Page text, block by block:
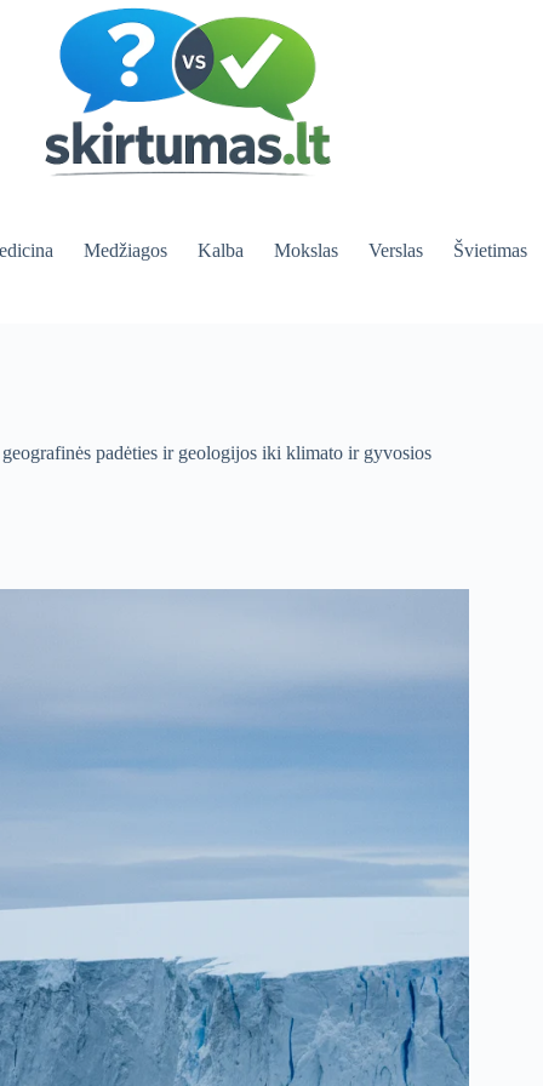
Medžiagos Kalba Mokslas Verslas Švietimas
padėties ir geologijos iki klimato ir gyvosios